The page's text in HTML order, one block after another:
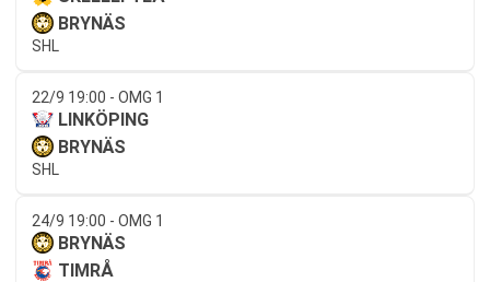
BRYNÄS
SHL
22/9 19:00 - OMG 1
LINKÖPING
BRYNÄS
SHL
24/9 19:00 - OMG 1
BRYNÄS
TIMRÅ